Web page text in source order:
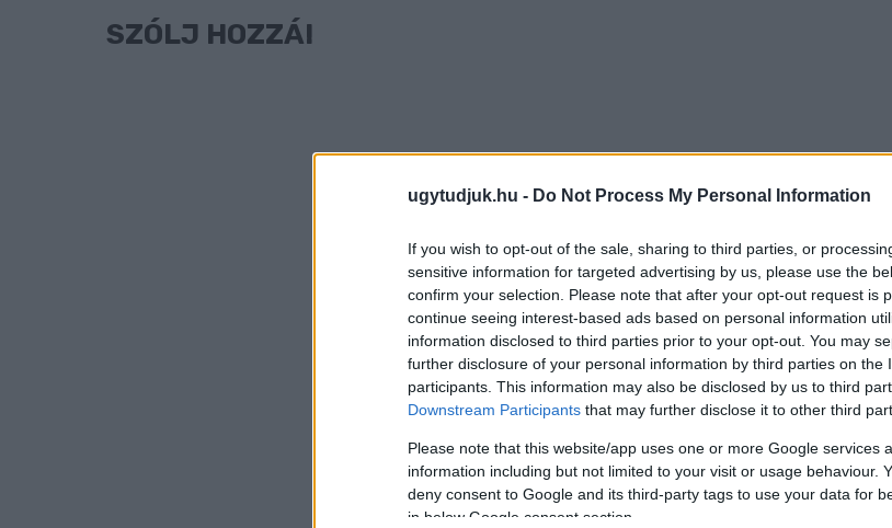
ugytudjuk.hu - Do Not Process My Personal Information
If you wish to opt-out of the sale, sharing to third parties, or
sensitive information for targeted advertising by us, please use the
confirm your selection. Please note that after your opt-out request is
continue seeing interest-based ads based on personal information
information disclosed to third parties prior to your opt-out. You may
further disclosure of your personal information by third parties on the
participants. This information may also be disclosed by us to third
Downstream Participants that may further disclose it to other third
Please note that this website/app uses one or more Google services
information including but not limited to your visit or usage behaviour.
deny consent to Google and its third-party tags to use your data for
in below Google consent section.
SZÓLJ HOZZÁ!